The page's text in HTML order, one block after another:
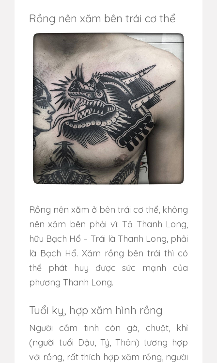
Rồng nên xăm bên trái cơ thể
Rồng nên xăm ở bên trái cơ thể, không
nên xăm bên phải vì: Tả Thanh Long,
hữu Bạch Hổ – Trái là Thanh Long, phải
là Bạch Hổ. Xăm rồng bên trái thì có
thể phát huy được sức mạnh của
phương Thanh Long.
Tuổi kỵ, hợp xăm hình rồng
Người cầm tinh còn gà, chuột, khỉ
(người tuổi Dậu, Tý, Thân) tương hợp
với rồng, rất thích hợp xăm rồng, người